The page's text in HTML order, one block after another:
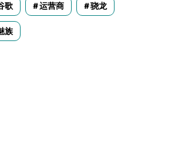
歌 运营商 骁龙
族